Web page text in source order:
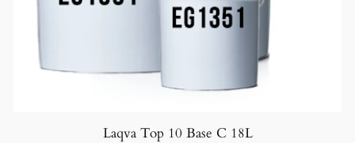
Laqva Top 10 Base C 18L